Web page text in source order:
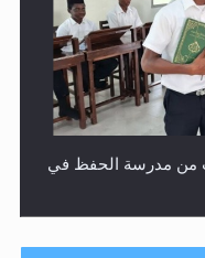
من مدرسة الحفظ في